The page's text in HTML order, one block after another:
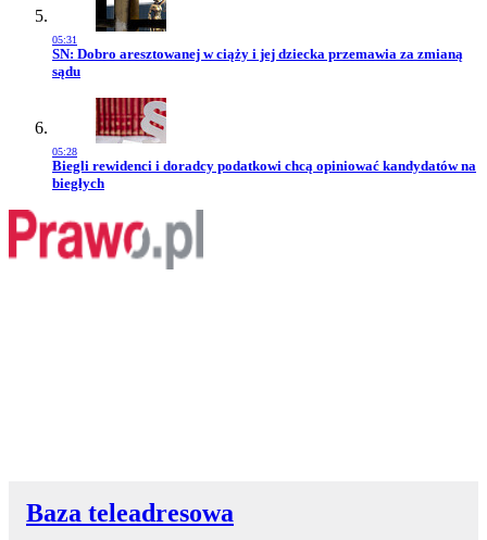
05:31
Przejdź do artykułu:
SN: Dobro aresztowanej w ciąży i jej dziecka przemawia za zmianą
sądu
05:28
Przejdź do artykułu:
Biegli rewidenci i doradcy podatkowi chcą opiniować kandydatów na
biegłych
Baza teleadresowa